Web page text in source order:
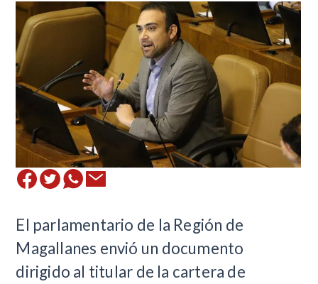
​El parlamentario de la Región de
Magallanes envió un documento
dirigido al titular de la cartera de